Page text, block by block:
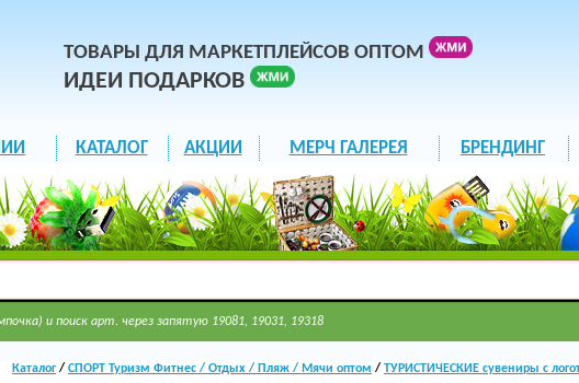
ТОВАРЫ ДЛЯ МАРКЕТПЛЕЙСОВ ОПТОМ
ИДЕИ ПОДАРКОВ
КАТАЛОГ АКЦИИ МЕРЧ ГАЛЕРЕЯ БРЕНДИНГ
и поиск арт. через запятую 19081, 19031, 19318
Каталог/ СПОРТ Туризм Фитнес / Отдых / Пляж / Мячи оптом / ТУРИСТИЧЕСКИЕ сувениры с